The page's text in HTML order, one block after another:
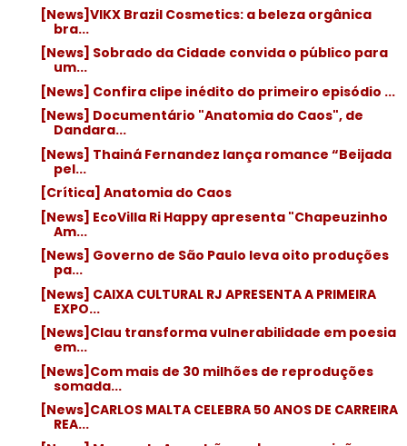
[News]VIKX Brazil Cosmetics: a beleza orgânica
bra...
[News] Sobrado da Cidade convida o público para
um...
[News] Confira clipe inédito do primeiro episódio ...
[News] Documentário "Anatomia do Caos", de
Dandara...
[News] Thainá Fernandez lança romance “Beijada
pel...
[Crítica] Anatomia do Caos
[News] EcoVilla Ri Happy apresenta "Chapeuzinho
Am...
[News] Governo de São Paulo leva oito produções
pa...
[News] CAIXA CULTURAL RJ APRESENTA A PRIMEIRA
EXPO...
[News]Clau transforma vulnerabilidade em poesia
em...
[News]Com mais de 30 milhões de reproduções
somada...
[News]CARLOS MALTA CELEBRA 50 ANOS DE CARREIRA
REA...